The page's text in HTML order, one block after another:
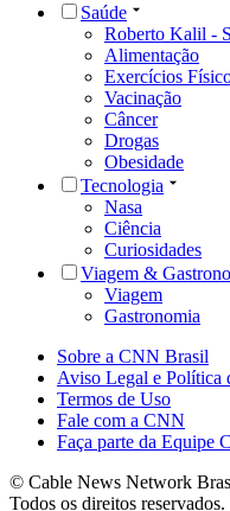
Saúde
Roberto Kalil -
Alimentação
Exercícios
Vacinação
Câncer
Drogas
Obesidade
Tecnologia
Nasa
Ciência
Curiosidades
Viagem &
Viagem
Gastronomia
Sobre a CNN Brasil
Aviso Legal e Política
Termos de Uso
Fale com a CNN
Faça parte da Equipe
© Cable News Network
Todos os direitos reservados.